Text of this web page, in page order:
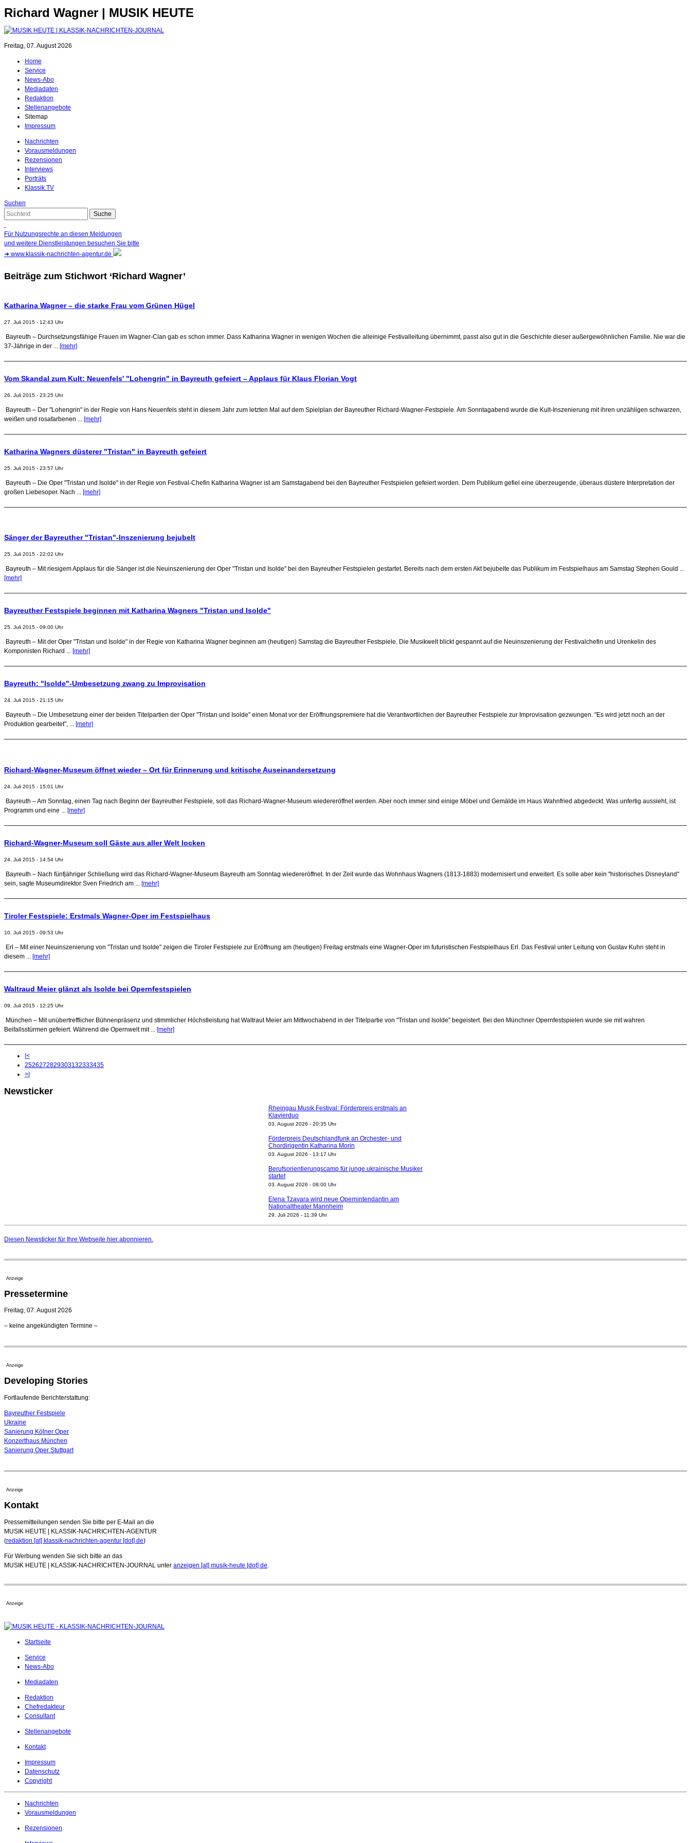
Richard Wagner | MUSIK HEUTE
Freitag, 07. August 2026
Home
Service
News-Abo
Mediadaten
Redaktion
Stellenangebote
Sitemap
Impressum
Nachrichten
Vorausmeldungen
Rezensionen
Interviews
Porträts
Klassik.TV
Suchen
Für Nutzungsrechte an diesen Meldungen
und weitere Dienstleistungen besuchen Sie bitte
➜ www.klassik-nachrichten-agentur.de
Beiträge zum Stichwort ‘Richard Wagner’
Katharina Wagner – die starke Frau vom Grünen Hügel
27. Juli 2015 - 12:43 Uhr
Bayreuth – Durchsetzungsfähige Frauen im Wagner-Clan gab es schon immer. Dass Katharina Wagner in wenigen Wochen die alleinige Festivalleitung übernimmt, passt also gut in die Geschichte dieser außergewöhnlichen Familie. Nie war die
37-Jährige in der ... [mehr]
Vom Skandal zum Kult: Neuenfels' "Lohengrin" in Bayreuth gefeiert – Applaus für Klaus Florian Vogt
26. Juli 2015 - 23:25 Uhr
Bayreuth – Der "Lohengrin" in der Regie von Hans Neuenfels steht in diesem Jahr zum letzten Mal auf dem Spielplan der Bayreuther Richard-Wagner-Festspiele. Am Sonntagabend wurde die Kult-Inszenierung mit ihren unzähligen schwarzen,
weißen und rosafarbenen ... [mehr]
Katharina Wagners düsterer "Tristan" in Bayreuth gefeiert
25. Juli 2015 - 23:57 Uhr
Bayreuth – Die Oper "Tristan und Isolde" in der Regie von Festival-Chefin Katharina Wagner ist am Samstagabend bei den Bayreuther Festspielen gefeiert worden. Dem Publikum gefiel eine überzeugende, überaus düstere Interpretation der
großen Liebesoper. Nach ... [mehr]
Sänger der Bayreuther "Tristan"-Inszenierung bejubelt
25. Juli 2015 - 22:02 Uhr
Bayreuth – Mit riesigem Applaus für die Sänger ist die Neuinszenierung der Oper "Tristan und Isolde" bei den Bayreuther Festspielen gestartet. Bereits nach dem ersten Akt bejubelte das Publikum im Festspielhaus am Samstag Stephen Gould ...
[mehr]
Bayreuther Festspiele beginnen mit Katharina Wagners "Tristan und Isolde"
25. Juli 2015 - 09:00 Uhr
Bayreuth – Mit der Oper "Tristan und Isolde" in der Regie von Katharina Wagner beginnen am (heutigen) Samstag die Bayreuther Festspiele. Die Musikwelt blickt gespannt auf die Neuinszenierung der Festivalchefin und Urenkelin des
Komponisten Richard ... [mehr]
Bayreuth: "Isolde"-Umbesetzung zwang zu Improvisation
24. Juli 2015 - 21:15 Uhr
Bayreuth – Die Umbesetzung einer der beiden Titelpartien der Oper "Tristan und Isolde" einen Monat vor der Eröffnungspremiere hat die Verantwortlichen der Bayreuther Festspiele zur Improvisation gezwungen. "Es wird jetzt noch an der
Produktion gearbeitet", ... [mehr]
Richard-Wagner-Museum öffnet wieder – Ort für Erinnerung und kritische Auseinandersetzung
24. Juli 2015 - 15:01 Uhr
Bayreuth – Am Sonntag, einen Tag nach Beginn der Bayreuther Festspiele, soll das Richard-Wagner-Museum wiedereröffnet werden. Aber noch immer sind einige Möbel und Gemälde im Haus Wahnfried abgedeckt. Was unfertig aussieht, ist
Programm und eine ... [mehr]
Richard-Wagner-Museum soll Gäste aus aller Welt locken
24. Juli 2015 - 14:54 Uhr
Bayreuth – Nach fünfjähriger Schließung wird das Richard-Wagner-Museum Bayreuth am Sonntag wiedereröffnet. In der Zeit wurde das Wohnhaus Wagners (1813-1883) modernisiert und erweitert. Es solle aber kein "historisches Disneyland"
sein, sagte Museumdirektor Sven Friedrich am ... [mehr]
Tiroler Festspiele: Erstmals Wagner-Oper im Festspielhaus
10. Juli 2015 - 09:53 Uhr
Erl – Mit einer Neuinszenierung von "Tristan und Isolde" zeigen die Tiroler Festspiele zur Eröffnung am (heutigen) Freitag erstmals eine Wagner-Oper im futuristischen Festspielhaus Erl. Das Festival unter Leitung von Gustav Kuhn steht in
diesem ... [mehr]
Waltraud Meier glänzt als Isolde bei Opernfestspielen
09. Juli 2015 - 12:25 Uhr
München – Mit unübertrefflicher Bühnenpräsenz und stimmlicher Höchstleistung hat Waltraut Meier am Mittwochabend in der Titelpartie von "Tristan und Isolde" begeistert. Bei den Münchner Opernfestspielen wurde sie mit wahren
Beifallsstürmen gefeiert. Während die Opernwelt mit ... [mehr]
|<
25262728293031 32333435
>|
Newsticker
Rheingau Musik Festival: Förderpreis erstmals an
Klavierduo
03. August 2026 - 20:35 Uhr
Förderpreis Deutschlandfunk an Orchester- und
Chordirigentin Katharina Morin
03. August 2026 - 13:17 Uhr
Berufsorientierungscamp für junge ukrainische Musiker
startet
03. August 2026 - 08:00 Uhr
Elena Tzavara wird neue Opernintendantin am
Nationaltheater Mannheim
29. Juli 2026 - 11:39 Uhr
Kammerorchester Heilbronn: Chefdirigent Risto Joost
Diesen Newsticker für Ihre Webseite hier abonnieren.
Anzeige
Pressetermine
Freitag, 07. August 2026
– keine angekündigten Termine –
Anzeige
Developing Stories
Fortlaufende Berichterstattung:
Bayreuther Festspiele
Ukraine
Sanierung Kölner Oper
Konzerthaus München
Sanierung Oper Stuttgart
Anzeige
Kontakt
Pressemitteilungen senden Sie bitte per E-Mail an die
MUSIK HEUTE | KLASSIK-NACHRICHTEN-AGENTUR
(redaktion [at] klassik-nachrichten-agentur [dot] de)
Für Werbung wenden Sie sich bitte an das
MUSIK HEUTE | KLASSIK-NACHRICHTEN-JOURNAL unter anzeigen [at] musik-heute [dot] de.
Anzeige
Startseite
Service
News-Abo
Mediadaten
Redaktion
Chefredakteur
Consultant
Stellenangebote
Kontakt
Impressum
Datenschutz
Copyright
Nachrichten
Vorausmeldungen
Rezensionen